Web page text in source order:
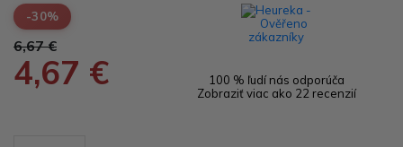
-30%
6,67 €
4,67 €
100 % ľudí nás odporúča
Zobraziť viac ako 22 recenzií